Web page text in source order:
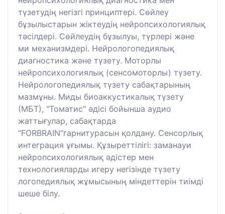
түзетудің негізгі принциптері. Сөйлеу
бұзылыстарын жіктеудің нейропсихологиялық
тәсілдері. Сөйлеудің бұзылуы, түрлері және
ми механизмдері. Нейрологопедиялық
диагностика және түзету. Моторлы
нейропсихологиялық (сенсомоторлы) түзету.
Нейрологопедиялық түзету сабақтарының
мазмұны. Миды биоаккустикалық түзету
(МБТ), "Томатис" әдісі бойынша аудио
жаттығулар, сабақтарда
"FORBRAIN"гарнитурасын қолдану. Сенсорлық
интеграция ұғымы. Құзыреттілігі: заманауи
нейропсихологиялық әдістер мен
технологияларды игеру негізінде түзету
логопедиялық жұмысының міндеттерін тиімді
шеше білу.